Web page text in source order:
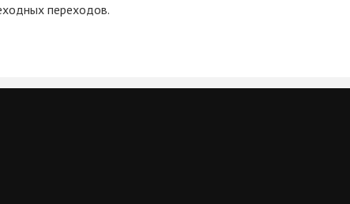
переходов.